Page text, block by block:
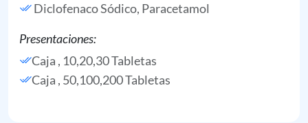
Diclofenaco Sódico, Paracetamol
Presentaciones:
Caja , 10,20,30 Tabletas
Caja , 50,100,200 Tabletas